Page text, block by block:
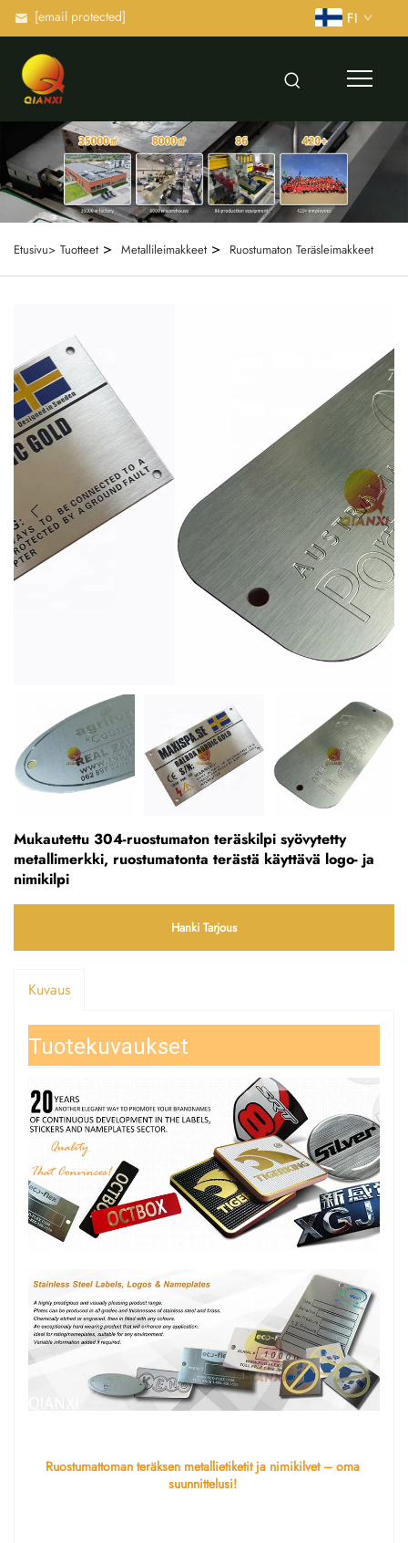
[email protected] FI
Etusivu> Tuotteet > Metallileimakkeet > Ruostumaton Teräsleimakkeet
Mukautettu 304-ruostumaton teräskilpi syövytetty
metallimerkki, ruostumatonta terästä käyttävä logo- ja
nimikilpi
Hanki Tarjous
Kuvaus
Tuotekuvaukset
Ruostumattoman teräksen metallietiketit ja nimikilvet – oma
suunnittelusi!